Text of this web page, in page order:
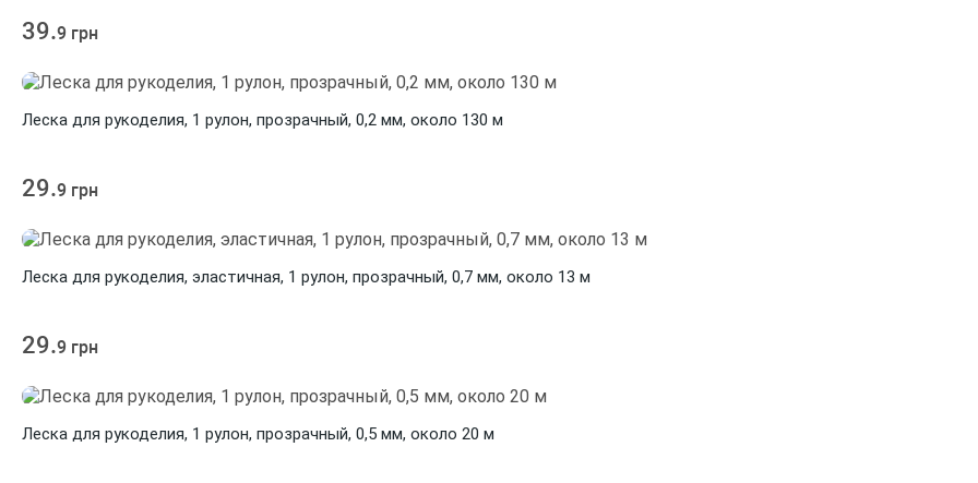
39.9 грн
Леска для рукоделия, 1 рулон, прозрачный, 0,2 мм, около 130 м
29.9 грн
Леска для рукоделия, эластичная, 1 рулон, прозрачный, 0,7 мм, около 13 м
29.9 грн
Леска для рукоделия, 1 рулон, прозрачный, 0,5 мм, около 20 м